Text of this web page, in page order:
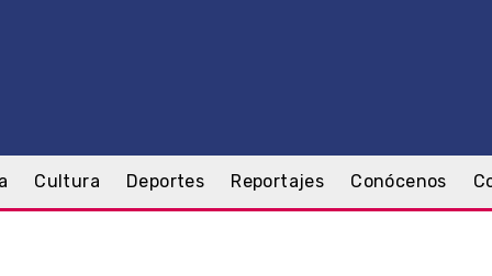
Cultura Deportes Reportajes Conócenos